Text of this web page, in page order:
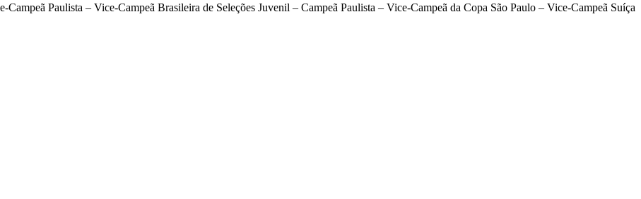
Paulista – Vice-Campeã Brasileira de Seleções Juvenil – Campeã Paulista – Vice-Campeã da Copa São Paulo – Vice-Campeã Suíça